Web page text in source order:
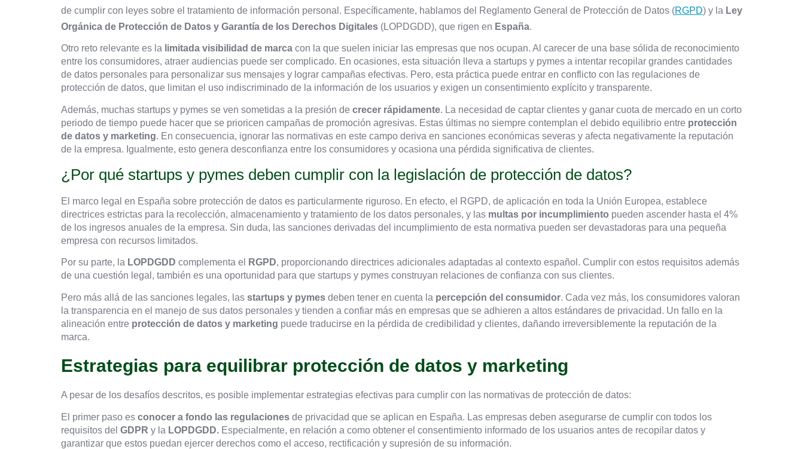
de cumplir con leyes sobre el tratamiento de información personal. Específicamente, hablamos del Reglamento General de Protección de Datos (RGPD) y la Ley
Orgánica de Protección de Datos y Garantía de los Derechos Digitales (LOPDGDD), que rigen en España.
Otro reto relevante es la limitada visibilidad de marca con la que suelen iniciar las empresas que nos ocupan. Al carecer de una base sólida de reconocimiento
entre los consumidores, atraer audiencias puede ser complicado. En ocasiones, esta situación lleva a startups y pymes a intentar recopilar grandes cantidades
de datos personales para personalizar sus mensajes y lograr campañas efectivas. Pero, esta práctica puede entrar en conflicto con las regulaciones de
protección de datos, que limitan el uso indiscriminado de la información de los usuarios y exigen un consentimiento explícito y transparente.
Además, muchas startups y pymes se ven sometidas a la presión de crecer rápidamente. La necesidad de captar clientes y ganar cuota de mercado en un corto
periodo de tiempo puede hacer que se prioricen campañas de promoción agresivas. Estas últimas no siempre contemplan el debido equilibrio entre protección
de datos y marketing. En consecuencia, ignorar las normativas en este campo deriva en sanciones económicas severas y afecta negativamente la reputación
de la empresa. Igualmente, esto genera desconfianza entre los consumidores y ocasiona una pérdida significativa de clientes.
¿Por qué startups y pymes deben cumplir con la legislación de protección de datos?
El marco legal en España sobre protección de datos es particularmente riguroso. En efecto, el RGPD, de aplicación en toda la Unión Europea, establece
directrices estrictas para la recolección, almacenamiento y tratamiento de los datos personales, y las multas por incumplimiento pueden ascender hasta el 4%
de los ingresos anuales de la empresa. Sin duda, las sanciones derivadas del incumplimiento de esta normativa pueden ser devastadoras para una pequeña
empresa con recursos limitados.
Por su parte, la LOPDGDD complementa el RGPD, proporcionando directrices adicionales adaptadas al contexto español. Cumplir con estos requisitos además
de una cuestión legal, también es una oportunidad para que startups y pymes construyan relaciones de confianza con sus clientes.
Pero más allá de las sanciones legales, las startups y pymes deben tener en cuenta la percepción del consumidor. Cada vez más, los consumidores valoran
la transparencia en el manejo de sus datos personales y tienden a confiar más en empresas que se adhieren a altos estándares de privacidad. Un fallo en la
alineación entre protección de datos y marketing puede traducirse en la pérdida de credibilidad y clientes, dañando irreversiblemente la reputación de la
marca.
Estrategias para equilibrar protección de datos y marketing
A pesar de los desafíos descritos, es posible implementar estrategias efectivas para cumplir con las normativas de protección de datos:
El primer paso es conocer a fondo las regulaciones de privacidad que se aplican en España. Las empresas deben asegurarse de cumplir con todos los
requisitos del GDPR y la LOPDGDD. Especialmente, en relación a como obtener el consentimiento informado de los usuarios antes de recopilar datos y
garantizar que estos puedan ejercer derechos como el acceso, rectificación y supresión de su información.